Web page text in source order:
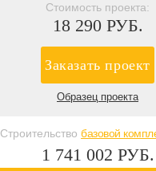
Стоимость проекта:
18 290 РУБ.
Заказать проект
Образец проекта
Строительство базовой
1 741 002 РУБ.